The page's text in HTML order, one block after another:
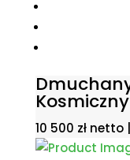
Kosmiczny
10 500 zł netto |